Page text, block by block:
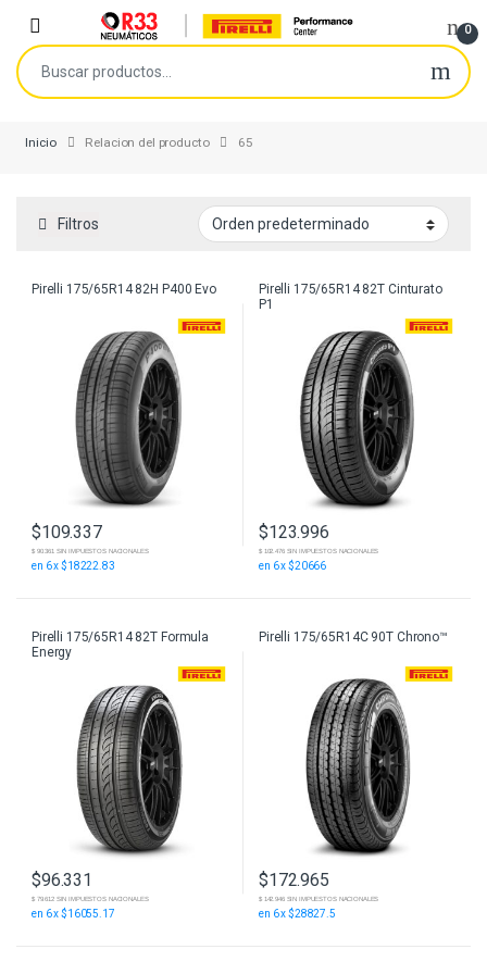
Skip to navigation
Open 0
Buscar por:
Inicio Relacion del producto 65
Filtros
Pirelli 175/65R14 82H P400 Evo
$109.337
$ 90.361 SIN IMPUESTOS NACIONALES
en 6 x $18222.83
Pirelli 175/65R14 82T Cinturato
P1
$123.996
$ 102.476 SIN IMPUESTOS NACIONALES
en 6 x $20666
Pirelli 175/65R14 82T Formula
Energy
$96.331
$ 79.612 SIN IMPUESTOS NACIONALES
en 6 x $16055.17
Pirelli 175/65R14C 90T Chrono™
$172.965
$ 142.946 SIN IMPUESTOS NACIONALES
en 6 x $28827.5